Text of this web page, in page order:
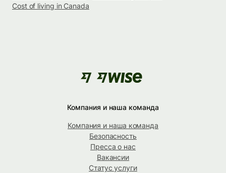
Cost of living in Canada
Компания и наша команда
Компания и наша команда
Безопасность
Пресса о нас
Вакансии
Статус услуги